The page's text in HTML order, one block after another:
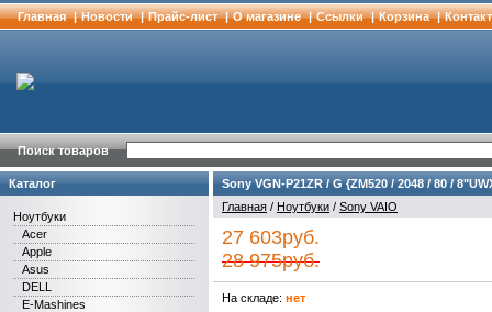
Главная | Новости | Прайс-лист | О магазине | Cсылки | Корзина |
Поиск товаров
Каталог
Ноутбуки
Acer
Apple
Asus
DELL
E-Mashines
Sony VGN-P21ZR / G {ZM520 / 2048 / 80 /
Главная / Ноутбуки / Sony VAIO
27 603руб.
28 975руб.
На складе: нет